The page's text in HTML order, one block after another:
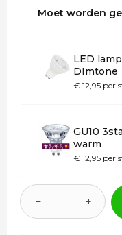
Moet worden
LED
DImtone
€ 12,95 per
GU10
warm
€ 12,95 per
− +